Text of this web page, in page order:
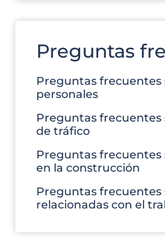
Preguntas
Preguntas frecuentes
personales
Preguntas frecuentes
de tráfico
Preguntas frecuentes
en la construcción
Preguntas frecuentes
relacionadas con el